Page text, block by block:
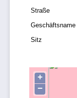
Straße
Geschäftsname
Sitz
+
−